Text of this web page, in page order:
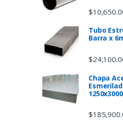
$
Tubo
Barra x
$
Chapa
$